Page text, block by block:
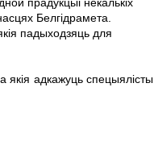
Белгідрамета.
падыходзяць для
якія адкажуць спецыялісты